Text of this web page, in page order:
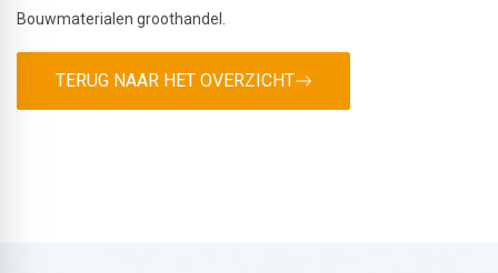
Bouwmaterialen groothandel.
TERUG NAAR HET OVERZICHT